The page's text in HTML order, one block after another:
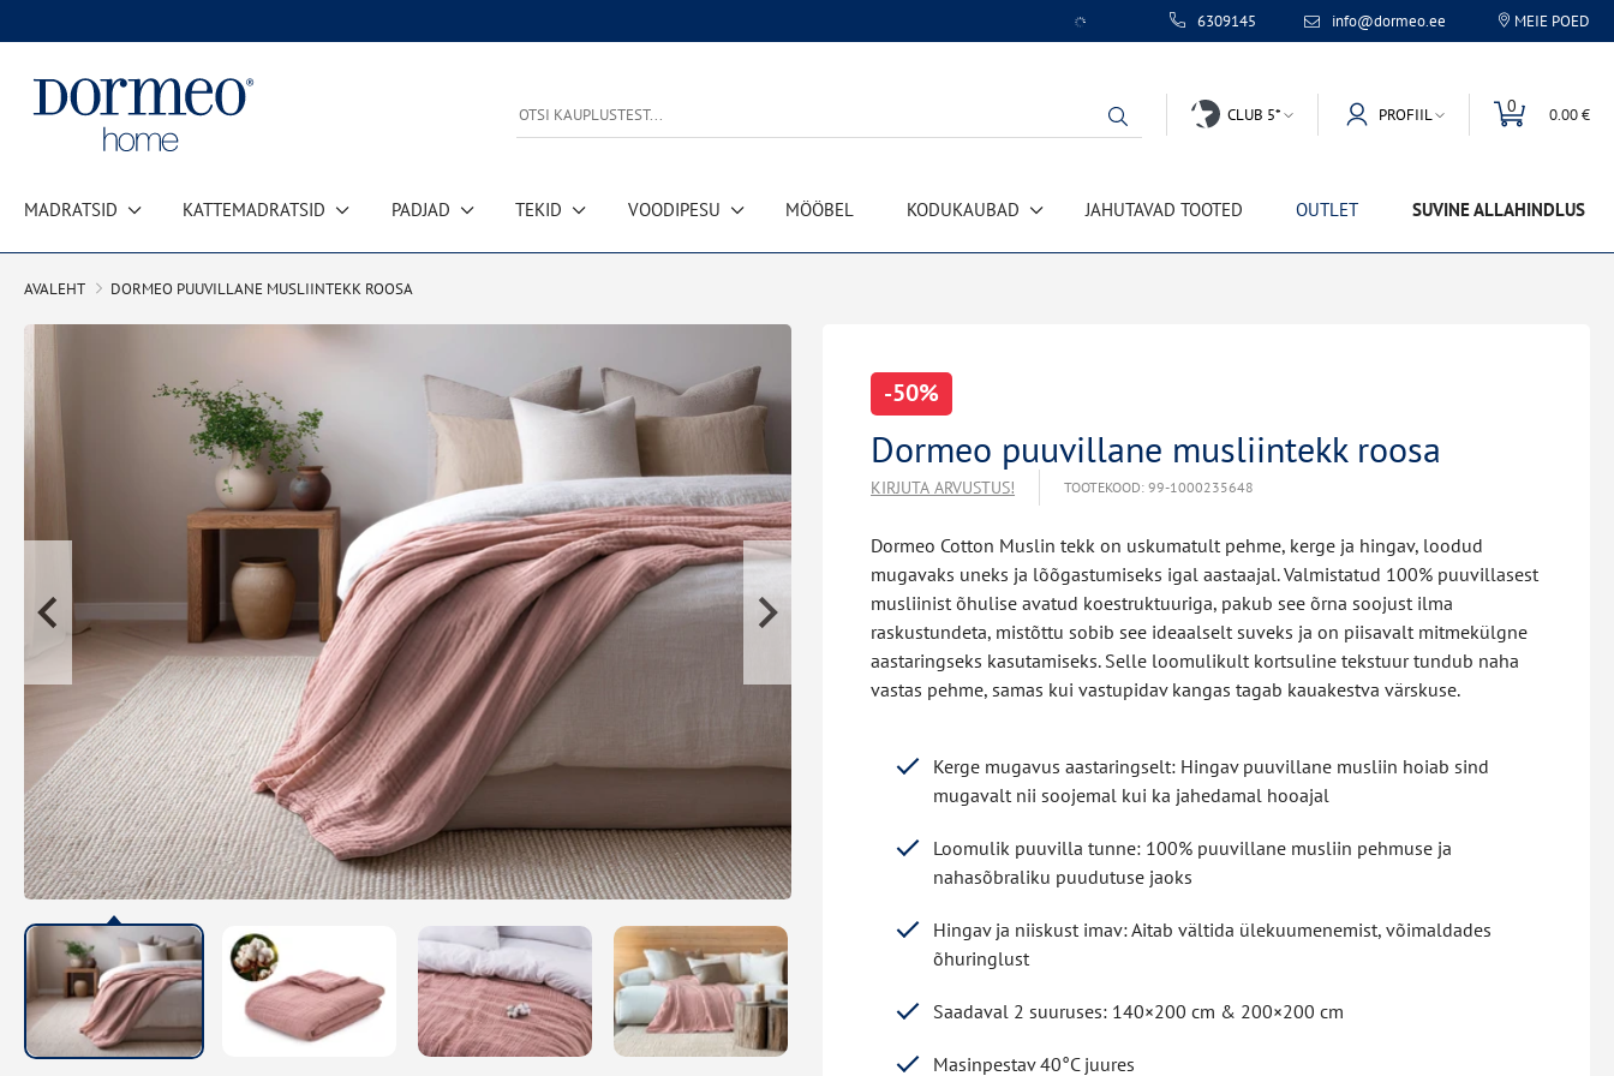
6309145 info@dormeo.ee MEIE POED
CLUB 5* PROFIIL 0 0.00 €
MADRATSID KATTEMADRATSID PADJAD TEKID VOODIPESU MÖÖBEL KODUKAUBAD JAHUTAVAD TOOTED OUTLET SUVINE ALLAHINDLUS